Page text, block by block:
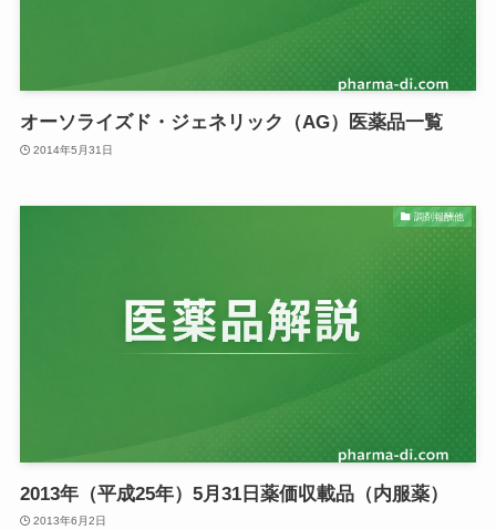
オーソライズド・ジェネリック（AG）医薬品一覧
2014年5月31日
調剤報酬他
2013年（平成25年）5月31日薬価収載品（内服薬）
2013年6月2日